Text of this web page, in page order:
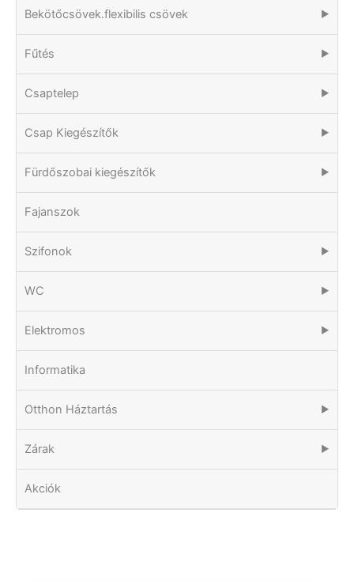
Bekötőcsövek.flexibilis csövek ▶
Fűtés ▶
Csaptelep ▶
Csap Kiegészítők ▶
Fürdőszobai kiegészítők ▶
Fajanszok
Szifonok ▶
WC ▶
Elektromos ▶
Informatika
Otthon Háztartás ▶
Zárak ▶
Akciók